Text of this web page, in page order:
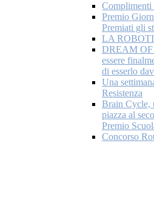
Complimenti
Premio
Premiati gli
LA
DREAM OF
essere
di esserlo
Una
Resistenza
Brain Cycle,
piazza al
Premio
Concorso